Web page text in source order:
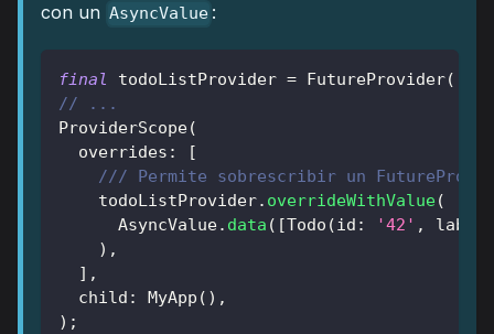
con un AsyncValue :
final todoListProvider = FutureProvider(
// ...
ProviderScope(
  overrides
:
[
/// Permite sobrescribir un
    todoListProvider
. overrideWithValue(
AsyncValue. data ( [Todo (id : '42' , label
) ,
] ,
  child
: MyApp ( ) ,
) ;